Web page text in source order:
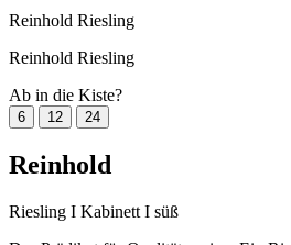
Reinhold Riesling
Reinhold Riesling
Ab in die Kiste?
6 12 24
Reinhold
Riesling I Kabinett I süß